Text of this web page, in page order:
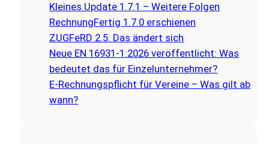
Kleines Update 1.7.1 – Weitere Folgen
RechnungFertig 1.7.0 erschienen
ZUGFeRD 2.5: Das ändert sich
Neue EN 16931-1:2026 veröffentlicht: Was
bedeutet das für Einzelunternehmer?
E‑Rechnungspflicht für Vereine – Was gilt ab
wann?